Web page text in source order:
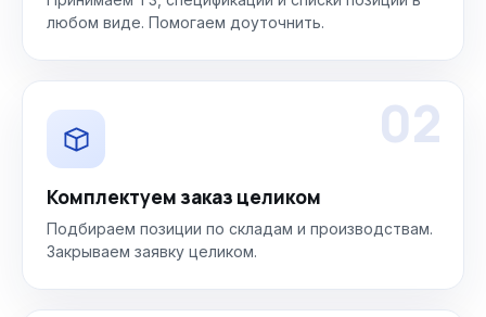
любом виде. Помогаем доуточнить.
02
Комплектуем заказ целиком
Подбираем позиции по складам и производствам.
Закрываем заявку целиком.